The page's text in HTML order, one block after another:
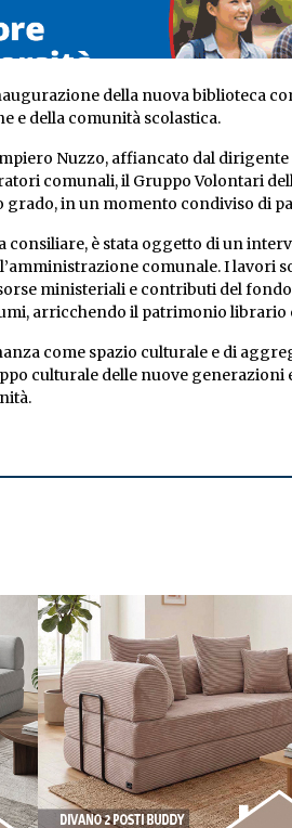
della nuova biblioteca
e della comunità scolastica.
Nuzzo, affiancato dal
comunali, il Gruppo Volontari
in un momento condiviso di
consiliare, è stata oggetto di un
comunale. I lavori
ministeriali e contributi del fondo
arricchendo il patrimonio librario
come spazio culturale e di
culturale delle nuove